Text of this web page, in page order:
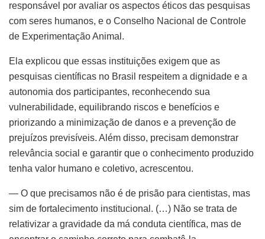
responsável por avaliar os aspectos éticos das pesquisas
com seres humanos, e o Conselho Nacional de Controle
de Experimentação Animal.
Ela explicou que essas instituições exigem que as
pesquisas científicas no Brasil respeitem a dignidade e a
autonomia dos participantes, reconhecendo sua
vulnerabilidade, equilibrando riscos e benefícios e
priorizando a minimização de danos e a prevenção de
prejuízos previsíveis. Além disso, precisam demonstrar
relevância social e garantir que o conhecimento produzido
tenha valor humano e coletivo, acrescentou.
— O que precisamos não é de prisão para cientistas, mas
sim de fortalecimento institucional. (…) Não se trata de
relativizar a gravidade da má conduta científica, mas de